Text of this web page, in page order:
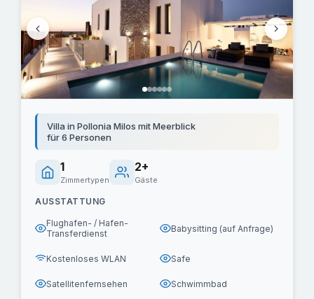
Villa in Pollonia Milos mit Meerblick
für 6 Personen
1
Zimmertypen
2+
Gäste
AUSSTATTUNG
Flughafen- / Hafen-
Transferdienst
Babysitting (auf Anfrage)
Kostenloses WLAN Safe
Satellitenfernsehen Schwimmbad